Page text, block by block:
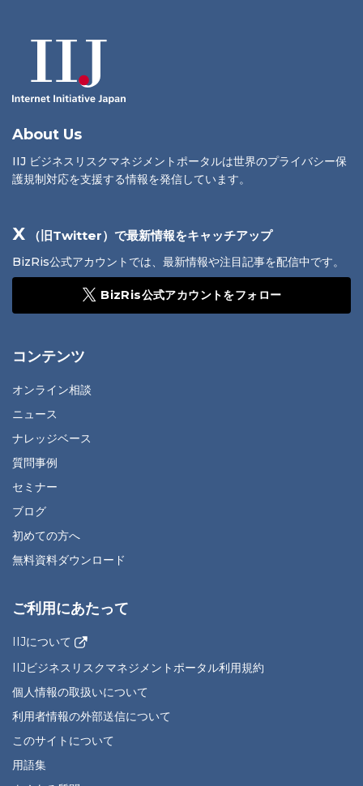
About Us
IIJ ビジネスリスクマネジメントポータルは世界のプライバシー保
護規制対応を支援する情報を発信しています。
X （旧Twitter）で最新情報をキャッチアップ
BizRis公式アカウントでは、最新情報や注目記事を配信中です。
BizRis公式アカウントをフォロー
コンテンツ
オンライン相談
ニュース
ナレッジベース
質問事例
セミナー
ブログ
初めての方へ
無料資料ダウンロード
ご利用にあたって
IIJについて
IIJビジネスリスクマネジメントポータル利用規約
個人情報の取扱いについて
利用者情報の外部送信について
このサイトについて
用語集